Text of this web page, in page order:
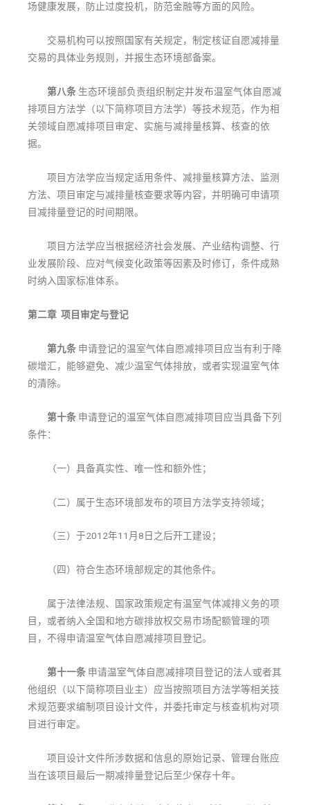
场健康发展，防止过度投机，防范金融等方面的风险。
交易机构可以按照国家有关规定，制定核证自愿减排量
交易的具体业务规则，并报生态环境部备案。
第八条 生态环境部负责组织制定并发布温室气体自愿减
排项目方法学（以下简称项目方法学）等技术规范，作为相
关领域自愿减排项目审定、实施与减排量核算、核查的依
据。
项目方法学应当规定适用条件、减排量核算方法、监测
方法、项目审定与减排量核查要求等内容，并明确可申请项
目减排量登记的时间期限。
项目方法学应当根据经济社会发展、产业结构调整、行
业发展阶段、应对气候变化政策等因素及时修订，条件成熟
时纳入国家标准体系。
第二章 项目审定与登记
第九条 申请登记的温室气体自愿减排项目应当有利于降
碳增汇，能够避免、减少温室气体排放，或者实现温室气体
的清除。
第十条 申请登记的温室气体自愿减排项目应当具备下列
条件：
（一）具备真实性、唯一性和额外性；
（二）属于生态环境部发布的项目方法学支持领域；
（三）于2012年11月8日之后开工建设；
（四）符合生态环境部规定的其他条件。
属于法律法规、国家政策规定有温室气体减排义务的项
目，或者纳入全国和地方碳排放权交易市场配额管理的项
目，不得申请温室气体自愿减排项目登记。
第十一条 申请温室气体自愿减排项目登记的法人或者其
他组织（以下简称项目业主）应当按照项目方法学等相关技
术规范要求编制项目设计文件，并委托审定与核查机构对项
目进行审定。
项目设计文件所涉数据和信息的原始记录、管理台账应
当在该项目最后一期减排量登记后至少保存十年。